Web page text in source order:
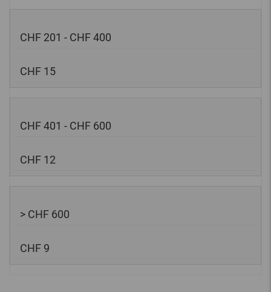
CHF 201 - CHF 400
CHF 15
CHF 401 - CHF 600
CHF 12
> CHF 600
CHF 9